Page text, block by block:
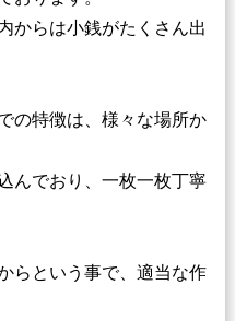
からは小銭がたくさん出
の特徴は、様々な場所か
んでおり、一枚一枚丁寧
らという事で、適当な作